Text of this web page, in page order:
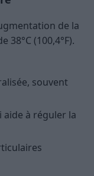
de la
(100,4°F).
souvent
aide à réguler la